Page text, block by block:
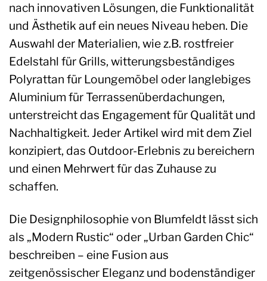
nach innovativen Lösungen, die Funktionalität
und Ästhetik auf ein neues Niveau heben. Die
Auswahl der Materialien, wie z.B. rostfreier
Edelstahl für Grills, witterungsbeständiges
Polyrattan für Loungemöbel oder langlebiges
Aluminium für Terrassenüberdachungen,
unterstreicht das Engagement für Qualität und
Nachhaltigkeit. Jeder Artikel wird mit dem Ziel
konzipiert, das Outdoor-Erlebnis zu bereichern
und einen Mehrwert für das Zuhause zu
schaffen.
Die Designphilosophie von Blumfeldt lässt sich
als „Modern Rustic“ oder „Urban Garden Chic“
beschreiben – eine Fusion aus
zeitgenössischer Eleganz und bodenständiger